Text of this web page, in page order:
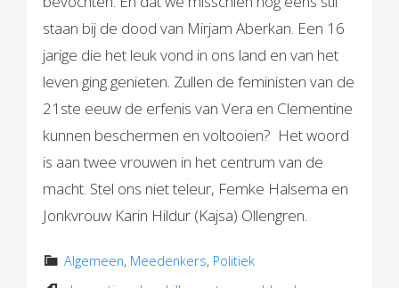
staan bij de dood van Mirjam Aberkan. Een 16
jarige die het leuk vond in ons land en van het
leven ging genieten. Zullen de feministen van de
21ste eeuw de erfenis van Vera en Clementine
kunnen beschermen en voltooien? Het woord
is aan twee vrouwen in het centrum van de
macht. Stel ons niet teleur, Femke Halsema en
Jonkvrouw Karin Hildur (Kajsa) Ollengren.
Algemeen, Meedenkers, Politiek